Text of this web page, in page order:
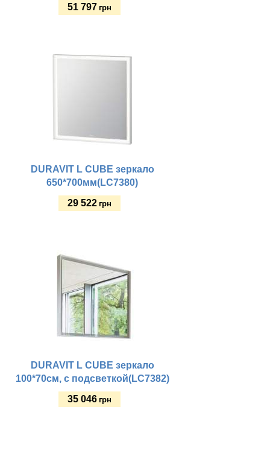
51 797 грн
DURAVIT L CUBE зеркало
650*700мм(LC7380)
29 522 грн
DURAVIT L CUBE зеркало
100*70см, с подсветкой(LC7382)
35 046 грн